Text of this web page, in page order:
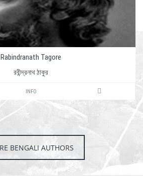
Rabindranath Tagore
রবীন্দ্রনাথ ঠাকুর
INFO
BENGALI AUTHORS